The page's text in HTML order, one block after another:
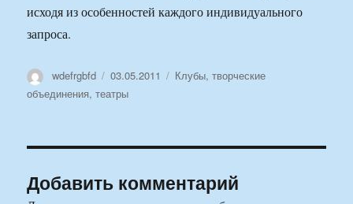
исходя из особенностей каждого индивидуального
запроса.
Автор
wdefrgbfd Опубликовано
03.05.2011 Рубрики
Клубы, творческие
объединения, театры
Добавить комментарий